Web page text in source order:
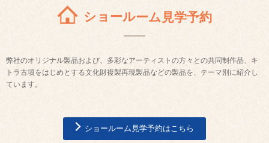
ショールーム見学予約
弊社のオリジナル製品および、多彩なアーティストの方々との共同制作品、キ
トラ古墳をはじめとする文化財複製再現製品などの製品を、テーマ別に紹介し
ています。
ショールーム見学予約はこちら